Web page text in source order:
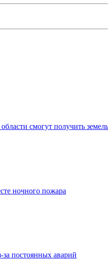
смогут получить
ночного пожара
постоянных аварий